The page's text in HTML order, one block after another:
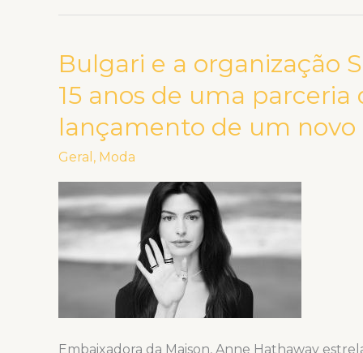
Bulgari e a organização
15 anos de uma parceria
lançamento de um novo
Geral , Moda
Embaixadora da Maison, Anne Hathaway
Bulgari
a
organização
Save
Children
celebram
15
uma
parceria